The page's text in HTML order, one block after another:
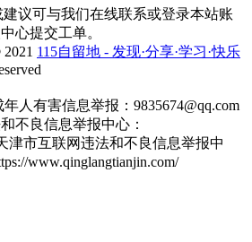
议可与我们在线联系或登录本站账
心提交工单。
115自留地 - 发现·分享·学习·快乐
人有害信息举报：9835674@qq.com
不良信息举报中心：
津市互联网违法和不良信息举报中
www.qinglangtianjin.com/